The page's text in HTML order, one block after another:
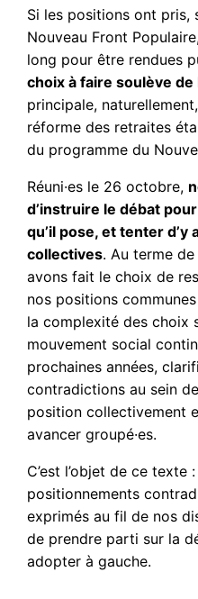
Si les positions ont pris,
Nouveau Front
long pour être rendues
choix à faire soulève
principale,
réforme des retraites
du programme du
Réuni·es le 26 octobre,
d’instruire le débat
qu’il pose, et tenter
collectives. Au terme
avons fait le choix de
nos positions
la complexité des choix
mouvement social
prochaines années,
contradictions au sein
position collectivement
avancer groupé·es.
C’est l’objet de ce
positionnements
exprimés au fil de nos
de prendre parti sur la
adopter à gauche.